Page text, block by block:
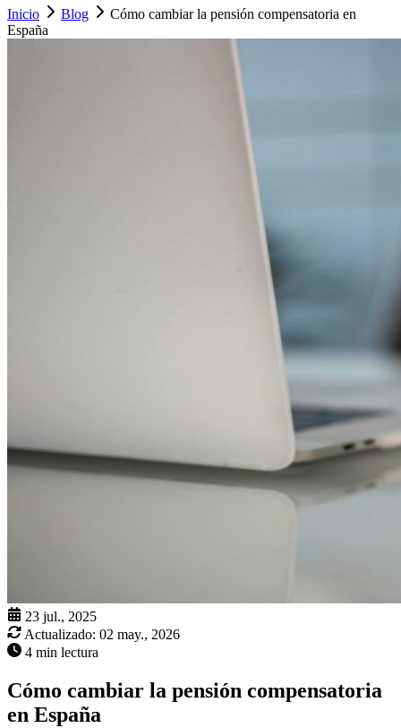
Inicio Blog
Cómo cambiar la pensión compensatoria en
España
23 jul., 2025
Actualizado: 02 may., 2026
4 min lectura
Cómo cambiar la pensión compensatoria
en España